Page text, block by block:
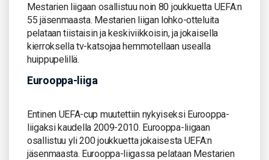
Mestarien liigaan osallistuu noin 80 joukkuetta UEFA:n
55 jäsenmaasta. Mestarien liigan lohko-otteluita
pelataan tiistaisin ja keskiviikkoisin, ja jokaisella
kierroksella tv-katsojaa hemmotellaan usealla
huippupelillä.
Eurooppa-liiga
Entinen UEFA-cup muutettiin nykyiseksi Eurooppa-
liigaksi kaudella 2009-2010. Eurooppa-liigaan
osallistuu yli 200 joukkuetta jokaisesta UEFA:n
jäsenmaasta. Eurooppa-liigassa pelataan Mestarien